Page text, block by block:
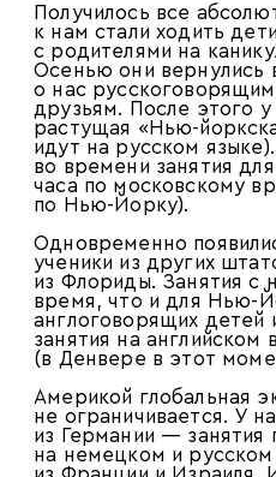
Получилось все
к нам стали ходить
с родителями на
Осенью они вернулись
о нас
друзьям. После этого
растущая «Нью-
идут на русском
во времени занятия
часа по московскому
по Нью-Йорку).
Одновременно
ученики из других
из Флориды. Занятия с
время, что и для Нью-
англоговорящих детей
занятия на английском
(в Денвере в этот
Америкой глобальная
не ограничивается. У
из Германии — занятия
на немецком и русском